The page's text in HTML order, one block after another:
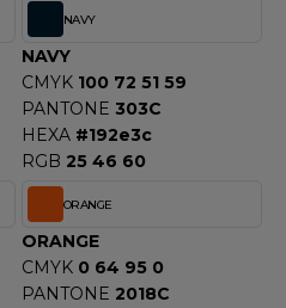
NAVY
NAVY
CMYK 100 72 51 59
PANTONE 303C
HEXA #192e3c
RGB 25 46 60
ORANGE
ORANGE
CMYK 0 64 95 0
PANTONE 2018C